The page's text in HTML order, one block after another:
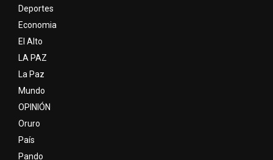
Deportes
Economia
El Alto
LA PAZ
La Paz
Mundo
OPINIÓN
Oruro
País
Pando